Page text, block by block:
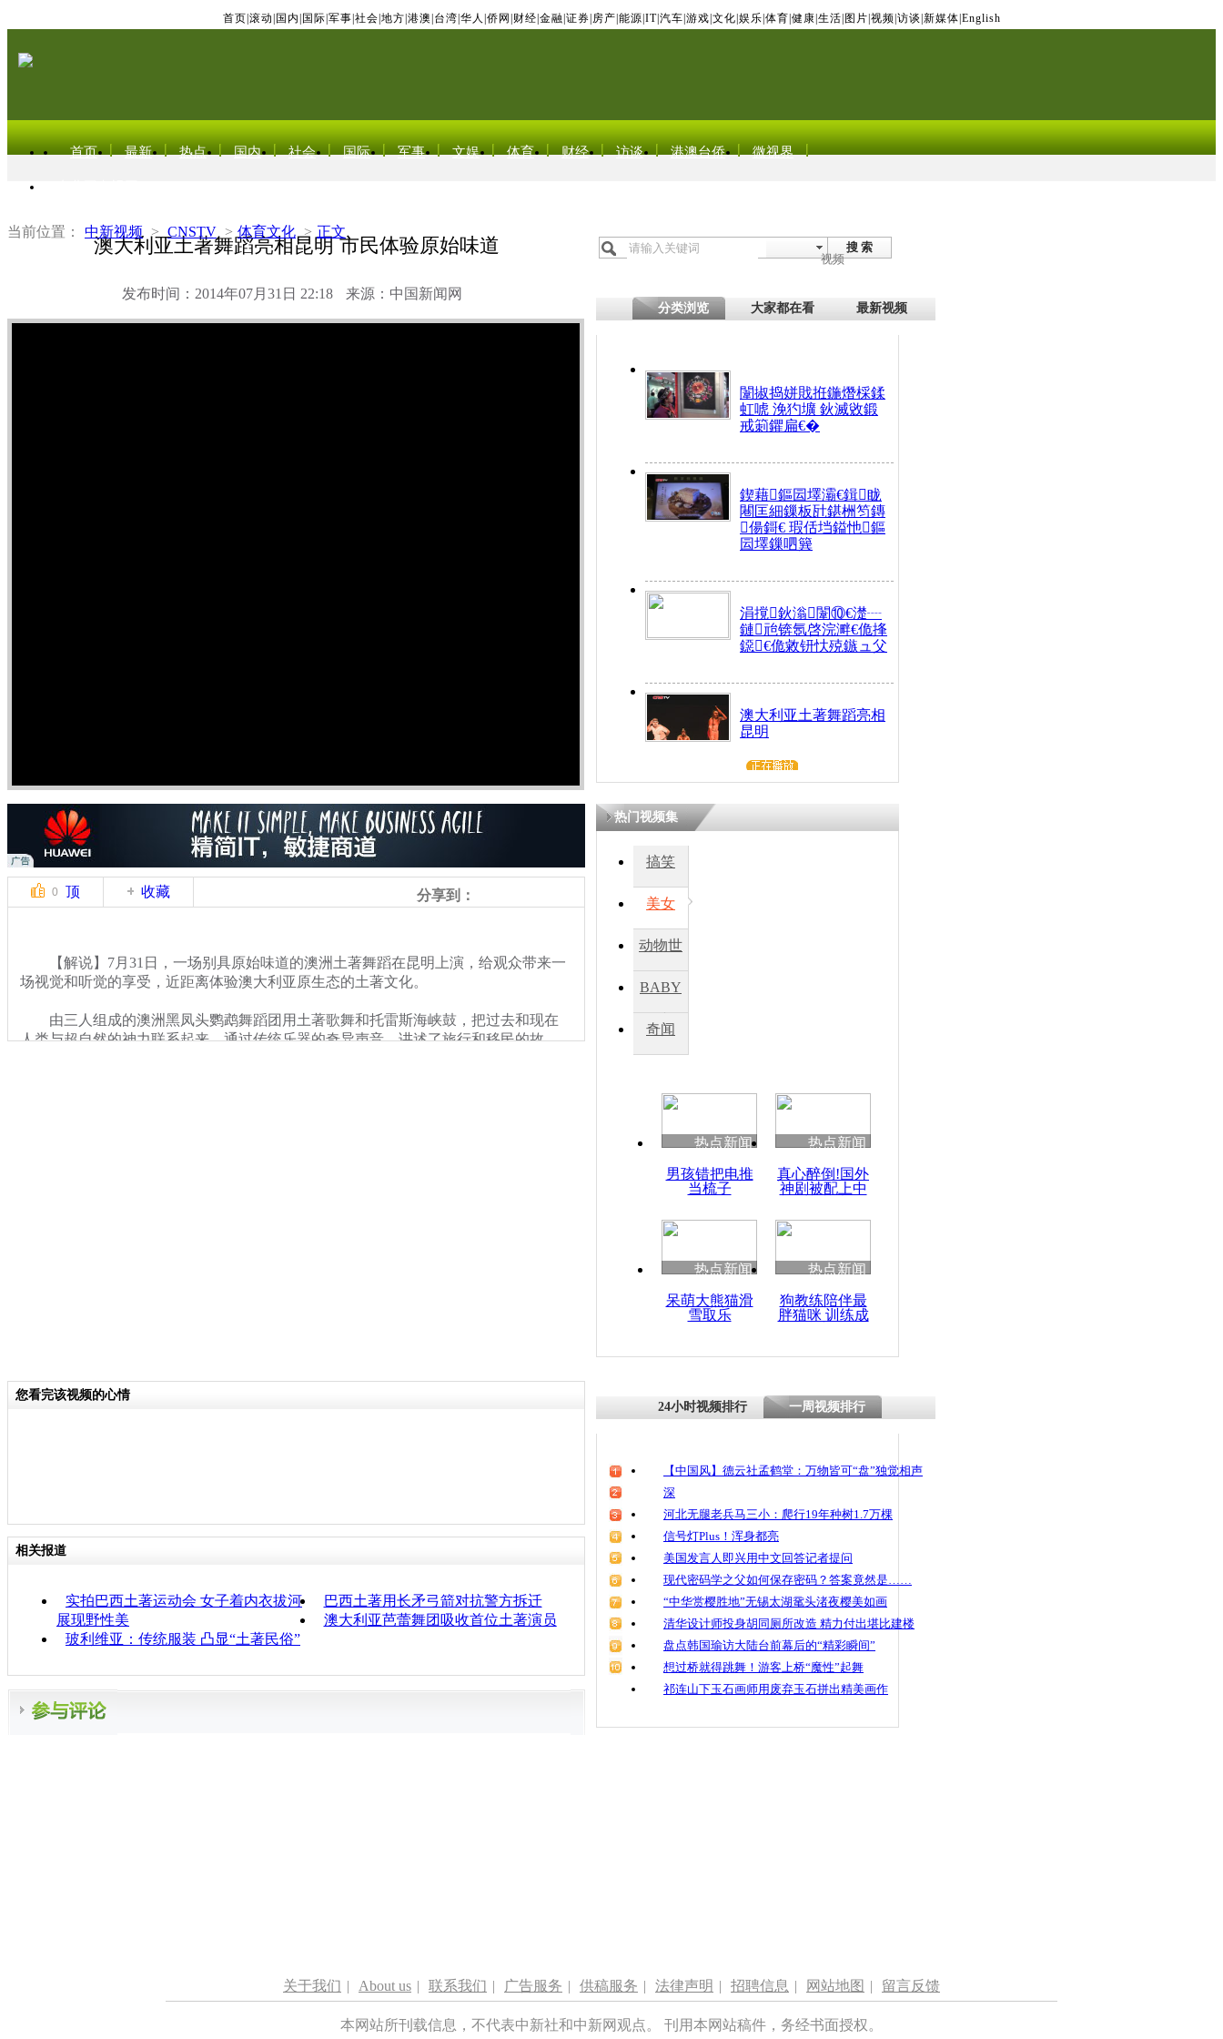
首页 滚动 国内 国际 军事 社会 地方 港澳 台湾 华人 侨网 财经 金融 证券 房产 能源 IT| 汽车 游戏 文化 娱乐 体育 健康 生活 图片 视频 访谈 新媒体 English
首页 最新 热点 国内 社会 国际 军事 文娱 体育 财经 访谈 港澳台侨 微视界
当前位置： 中新视频 > CNSTV > 体育文化 > 正文
澳大利亚土著舞蹈亮相昆明 市民体验原始味道
发布时间：2014年07月31日 22:18 来源：中国新闻网
搜 索
视频
分类浏览 大家都在看 最新视频
闈掓捣姘戝拰鍦熸棌鍒
虹唬 浼犳壙 鈥滅敓鍛
戒箣鑺扁€�
鍥藉鏂囩墿灞€鍓眬
闀匡細鏁板瓧鍖栦笉鏄
偒鎶€ 瑕佸垱鎰忚鏂
囩墿鏁呬簨
涓撹鈥滃闈⑩€濋┈
鏈兘锛氬啓浣溿€佹捀
鐚€佹敹钘忕殑鏃ュ父
澳大利亚土著舞蹈亮相
昆明
0 顶 收藏 分享到：
【解说】7月31日，一场别具原始味道的澳洲土著舞蹈在昆明上演，给观众带来一
场视觉和听觉的享受，近距离体验澳大利亚原生态的土著文化。
由三人组成的澳洲黑凤头鹦鹉舞蹈团用土著歌舞和托雷斯海峡鼓，把过去和现在
人类与超自然的神力联系起来，通过传统乐器的奇异声音，讲述了旅行和移民的故
热门视频集
搞笑
美女
动物世
BABY
秀
奇闻
热点新闻
男孩错把电推
当梳子
热点新闻
真心醉倒!国外
神剧被配上中
热点新闻
呆萌大熊猫滑
雪取乐
热点新闻
狗教练陪伴最
胖猫咪 训练成
您看完该视频的心情
相关报道
实拍巴西土著运动会 女子着内衣拔河
展现野性美
巴西土著用长矛弓箭对抗警方拆迁
澳大利亚芭蕾舞团吸收首位土著演员
玻利维亚：传统服装 凸显“土著民俗”
24小时视频排行 一周视频排行
【中国风】德云社孟鹤堂：万物皆可“盘”独觉相声
深
河北无腿老兵马三小：爬行19年种树1.7万棵
信号灯Plus！浑身都亮
美国发言人即兴用中文回答记者提问
现代密码学之父如何保存密码？答案竟然是……
“中华赏樱胜地”无锡太湖鼋头渚夜樱美如画
清华设计师投身胡同厕所改造 精力付出堪比建楼
盘点韩国瑜访大陆台前幕后的“精彩瞬间”
想过桥就得跳舞！游客上桥“魔性”起舞
祁连山下玉石画师用废弃玉石拼出精美画作
关于我们 | About us | 联系我们 | 广告服务 | 供稿服务 | 法律声明 | 招聘信息 | 网站地图 | 留言反馈
本网站所刊载信息，不代表中新社和中新网观点。 刊用本网站稿件，务经书面授权。